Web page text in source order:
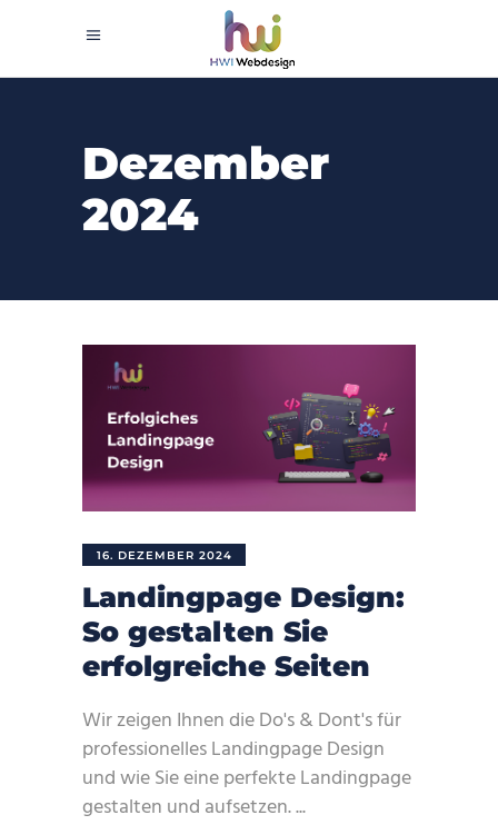
Dezember
2024
16. DEZEMBER 2024
Landingpage Design:
So gestalten Sie
erfolgreiche Seiten
Wir zeigen Ihnen die Do's & Dont's für
professionelles Landingpage Design
und wie Sie eine perfekte Landingpage
gestalten und aufsetzen.